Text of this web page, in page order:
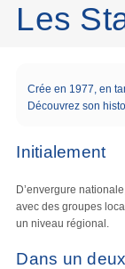
Les
Crée en 1977, en
Découvrez son
Initialement
D’envergure
avec des groupes
un niveau régional.
Dans un